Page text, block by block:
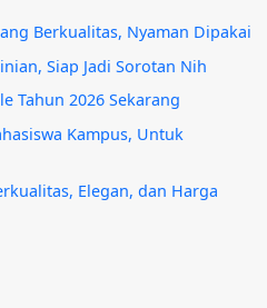
Berkualitas, Nyaman Dipakai
Siap Jadi Sorotan Nih
Tahun 2026 Sekarang
Kampus, Untuk
Elegan, dan Harga